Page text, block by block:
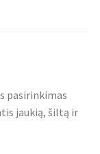
pasirinkimas
jaukią, šiltą ir